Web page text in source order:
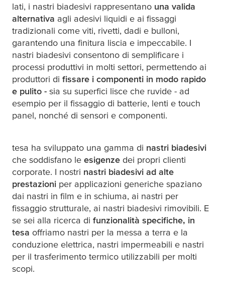
lati, i nastri biadesivi rappresentano una valida
alternativa agli adesivi liquidi e ai fissaggi
tradizionali come viti, rivetti, dadi e bulloni,
garantendo una finitura liscia e impeccabile. I
nastri biadesivi consentono di semplificare i
processi produttivi in molti settori, permettendo ai
produttori di fissare i componenti in modo rapido
e pulito - sia su superfici lisce che ruvide - ad
esempio per il fissaggio di batterie, lenti e touch
panel, nonché di sensori e componenti.
tesa ha sviluppato una gamma di nastri biadesivi
che soddisfano le esigenze dei propri clienti
corporate. I nostri nastri biadesivi ad alte
prestazioni per applicazioni generiche spaziano
dai nastri in film e in schiuma, ai nastri per
fissaggio strutturale, ai nastri biadesivi rimovibili. E
se sei alla ricerca di funzionalità specifiche, in
tesa offriamo nastri per la messa a terra e la
conduzione elettrica, nastri impermeabili e nastri
per il trasferimento termico utilizzabili per molti
scopi.
°C
°C